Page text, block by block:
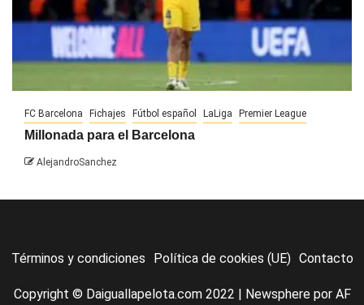
FC Barcelona Fichajes Fútbol español LaLiga Premier League
Millonada para el Barcelona
AlejandroSanchez
Términos y condiciones Política de cookies (UE) Contacto
Copyright © Daiguallapelota.com 2022 Newspherepor AF